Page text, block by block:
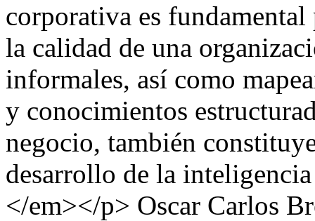
corporativa es
la calidad de una
informales, así como
y conocimientos
negocio, también
desarrollo de la
</em></p> Oscar Carlos